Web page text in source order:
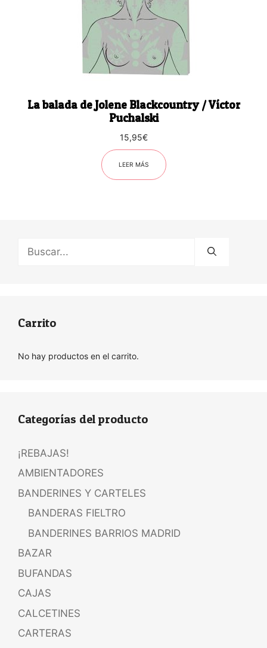
La balada de Jolene Blackcountry / Víctor
Puchalski
15,95€
LEER MÁS
Carrito
No hay productos en el carrito.
Categorías del producto
¡REBAJAS!
AMBIENTADORES
BANDERINES Y CARTELES
BANDERAS FIELTRO
BANDERINES BARRIOS MADRID
BAZAR
BUFANDAS
CAJAS
CALCETINES
CARTERAS